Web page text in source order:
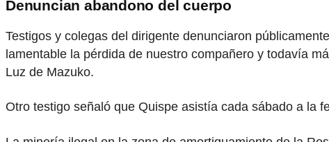
Denuncian abandono del cuerpo
Testigos y colegas del dirigente denunciaron
lamentable la pérdida de nuestro compañero y todavía
Luz de Mazuko.
Otro testigo señaló que Quispe asistía cada sábado a la